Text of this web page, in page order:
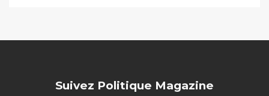
Suivez Politique Magazine